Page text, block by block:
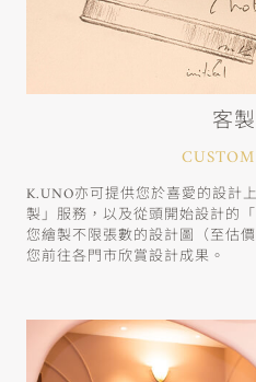
客
K.UNO亦可提供您於喜愛的設計
製」服務，以及從頭開始設計的
您繪製不限張數的設計圖（至估
您前往各門市欣賞設計成果。